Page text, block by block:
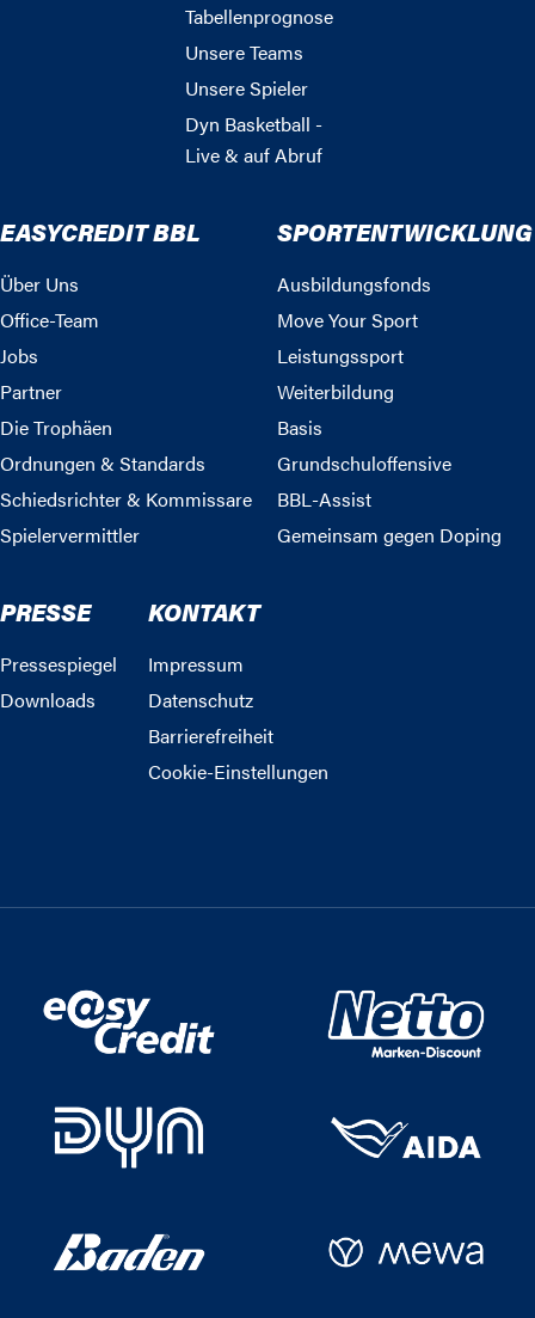
Tabellenprognose
Unsere Teams
Unsere Spieler
Dyn Basketball -
Live & auf Abruf
EASYCREDIT BBL
Über Uns
Office-Team
Jobs
Partner
Die Trophäen
Ordnungen & Standards
Schiedsrichter & Kommissare
Spielervermittler
SPORTENTWICKLUNG
Ausbildungsfonds
Move Your Sport
Leistungssport
Weiterbildung
Basis
Grundschuloffensive
BBL-Assist
Gemeinsam gegen Doping
PRESSE
Pressespiegel
Downloads
KONTAKT
Impressum
Datenschutz
Barrierefreiheit
Cookie-Einstellungen